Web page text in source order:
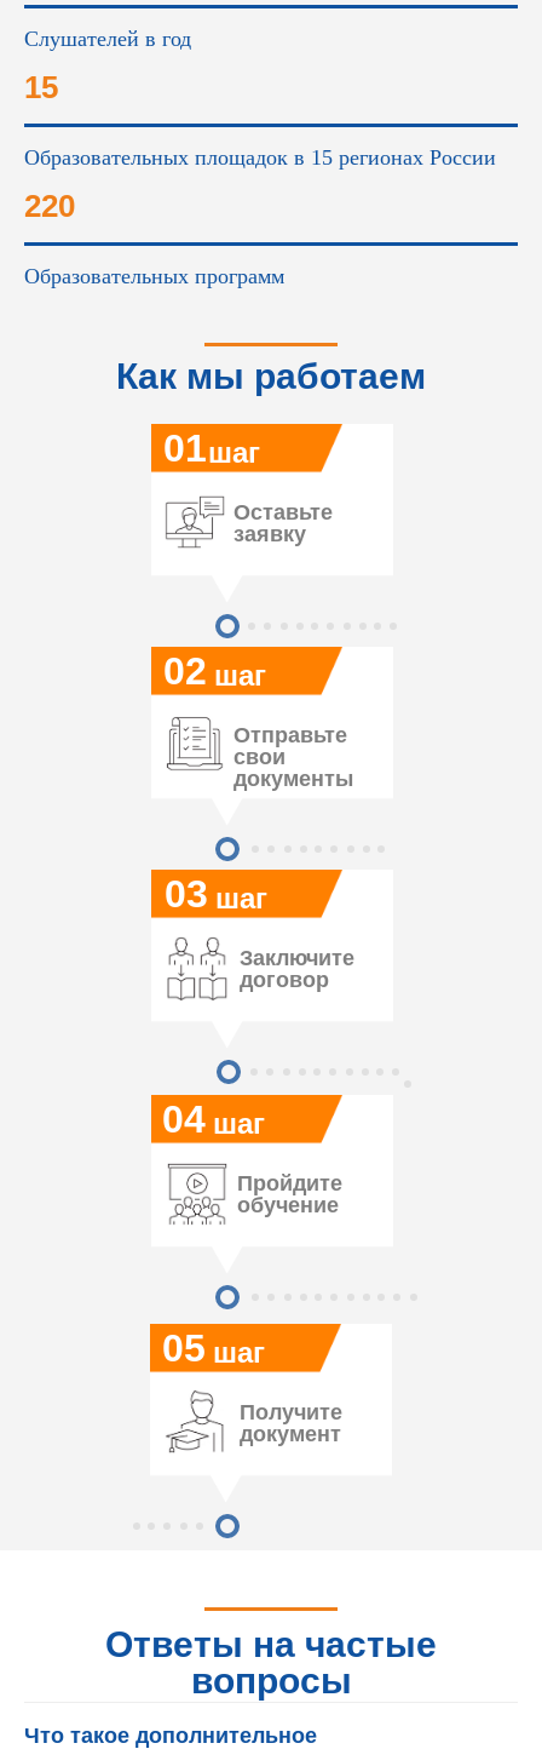
Слушателей в год
15
Образовательных площадок в 15 регионах России
220
Образовательных программ
Как мы работаем
05
04
03
02
01
Оставьте
заявку
шаг
шаг
шаг
шаг
шаг
Отправьте
свои
документы
Заключите
договор
Пройдите
обучение
Получите
документ
Ответы на частые
вопросы
Что такое дополнительное